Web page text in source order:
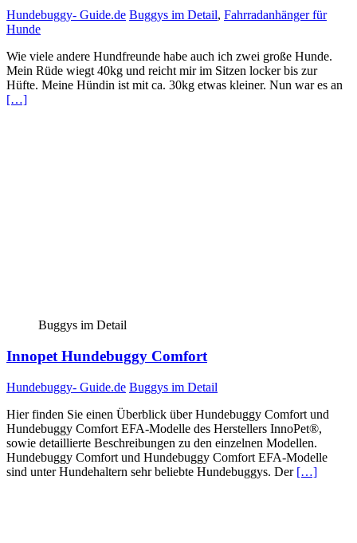
Hundebuggy- Guide.de Buggys im Detail, Fahrradanhänger für
Hunde
Wie viele andere Hundfreunde habe auch ich zwei große Hunde.
Mein Rüde wiegt 40kg und reicht mir im Sitzen locker bis zur
Hüfte. Meine Hündin ist mit ca. 30kg etwas kleiner. Nun war es an
[…]
Buggys im Detail
Innopet Hundebuggy Comfort
Hundebuggy- Guide.de Buggys im Detail
Hier finden Sie einen Überblick über Hundebuggy Comfort und
Hundebuggy Comfort EFA-Modelle des Herstellers InnoPet®,
sowie detaillierte Beschreibungen zu den einzelnen Modellen.
Hundebuggy Comfort und Hundebuggy Comfort EFA-Modelle
sind unter Hundehaltern sehr beliebte Hundebuggys. Der […]